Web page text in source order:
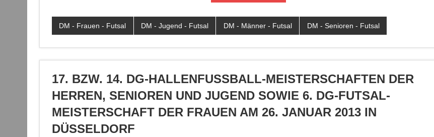
DM - Frauen - Futsal DM - Jugend - Futsal DM - Männer - Futsal DM - Senioren - Futsal
17. BZW. 14. DG-HALLENFUSSBALL-MEISTERSCHAFTEN DER H
ERREN, SENIOREN UND JUGEND SOWIE 6. DG-FUTSAL-M
EISTERSCHAFT DER FRAUEN AM 26. JANUAR 2013 IN D
ÜSSELDORF